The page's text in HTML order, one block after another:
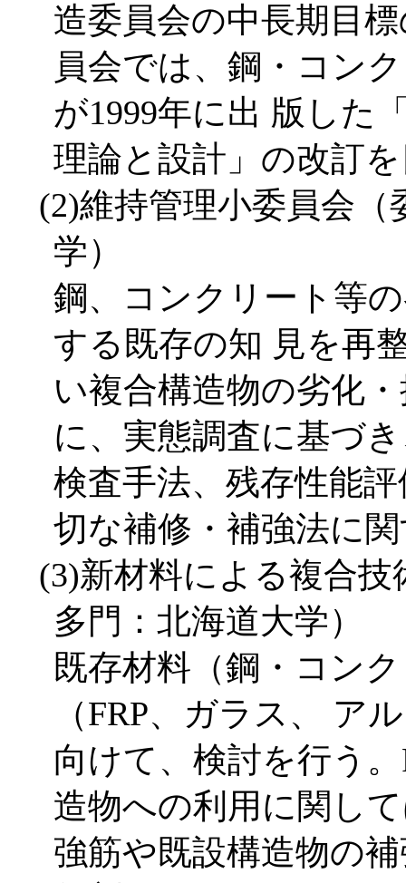
造委員会の中長期目
員会では、鋼・コン
が1999年に出 版した
理論と設計」の改訂
(2)維持管理小委員会
学）
鋼、コンクリート等
する既存の知 見を再
い複合構造物の劣化
に、実態調査に基づ
検査手法、残存性能
切な補修・補強法に
(3)新材料による複合
多門：北海道大学）
既存材料（鋼・コン
（FRP、ガラス、 ア
向けて、検討を行う
造物への利用に関し
強筋や既設構造物の